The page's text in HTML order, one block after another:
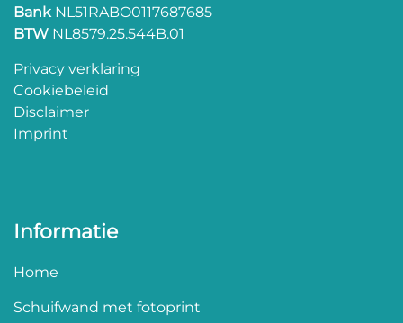
Bank NL51RABO0117687685
BTW NL8579.25.544B.01
Privacy verklaring
Cookiebeleid
Disclaimer
Imprint
Informatie
Home
Schuifwand met fotoprint